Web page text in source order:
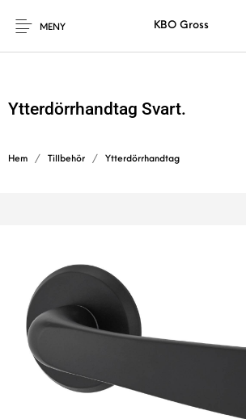
MENY KBO Gross
Ytterdörrhandtag Svart.
Hem / Tillbehör / Ytterdörrhandtag